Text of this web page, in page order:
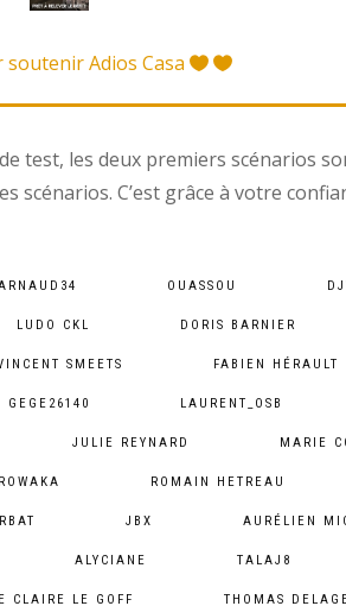
Adios Casa
test, les deux premiers scénarios
scénarios. C’est grâce à votre
OUASSOU
LUDO CKL DORIS BARNIER
SMEETS FABIEN HÉRAULT
GEGE26140 LAURENT_OSB
JULIE REYNARD MARIE
ROMAIN HETREAU
JBX AURÉLIEN
ALYCIANE TALAJ8
CLAIRE LE GOFF THOMAS